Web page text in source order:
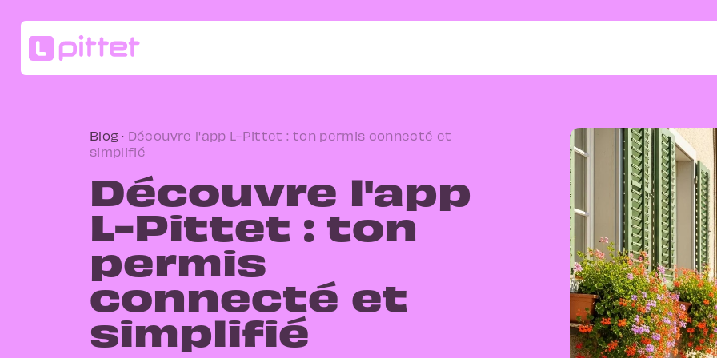
Blog · Découvre l'app L-Pittet : ton permis connecté et
simplifié
Découvre l'app
L-Pittet : ton
permis
connecté et
simplifié